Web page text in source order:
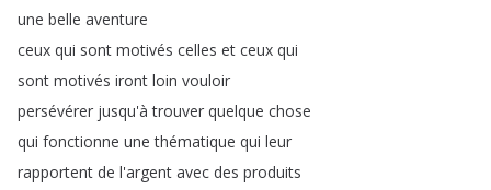
une belle aventure
ceux qui sont motivés celles et ceux qui
sont motivés iront loin vouloir
persévérer jusqu'à trouver quelque chose
qui fonctionne une thématique qui leur
rapportent de l'argent avec des produits